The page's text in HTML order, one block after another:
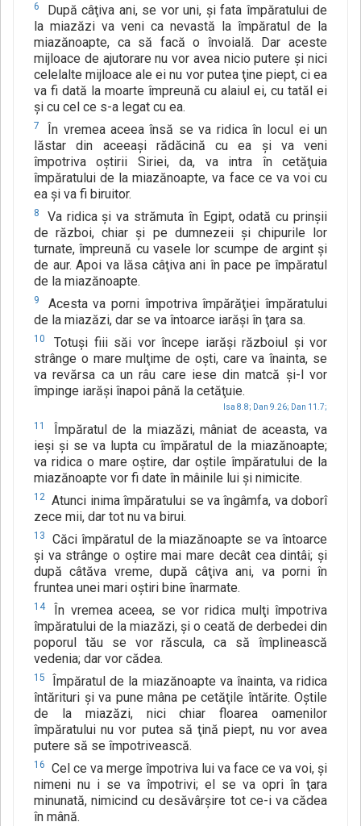
6
După câţiva ani, se vor uni, şi fata împăratului de
la miazăzi va veni ca nevastă la împăratul de la
miazănoapte, ca să facă o învoială. Dar aceste
mijloace de ajutorare nu vor avea nicio putere şi nici
celelalte mijloace ale ei nu vor putea ţine piept, ci ea
va fi dată la moarte împreună cu alaiul ei, cu tatăl ei
şi cu cel ce s-a legat cu ea.
7
În vremea aceea însă se va ridica în locul ei un
lăstar din aceeaşi rădăcină cu ea şi va veni
împotriva oştirii Siriei, da, va intra în cetăţuia
împăratului de la miazănoapte, va face ce va voi cu
ea şi va fi biruitor.
8
Va ridica şi va strămuta în Egipt, odată cu prinşii
de război, chiar şi pe dumnezeii şi chipurile lor
turnate, împreună cu vasele lor scumpe de argint şi
de aur. Apoi va lăsa câţiva ani în pace pe împăratul
de la miazănoapte.
9
Acesta va porni împotriva împărăţiei împăratului
de la miazăzi, dar se va întoarce iarăşi în ţara sa.
10
Totuşi fiii săi vor începe iarăşi războiul şi vor
strânge o mare mulţime de oşti, care va înainta, se
va revărsa ca un râu care iese din matcă şi-l vor
împinge iarăşi înapoi până la cetăţuie.
Isa 8.8; Dan 9.26; Dan 11.7;
11
Împăratul de la miazăzi, mâniat de aceasta, va
ieşi şi se va lupta cu împăratul de la miazănoapte;
va ridica o mare oştire, dar oştile împăratului de la
miazănoapte vor fi date în mâinile lui şi nimicite.
12 Atunci inima împăratului se va îngâmfa, va doborî
zece mii, dar tot nu va birui.
13
Căci împăratul de la miazănoapte se va întoarce
şi va strânge o oştire mai mare decât cea dintâi; şi
după câtăva vreme, după câţiva ani, va porni în
fruntea unei mari oştiri bine înarmate.
14
În vremea aceea, se vor ridica mulţi împotriva
împăratului de la miazăzi, şi o ceată de derbedei din
poporul tău se vor răscula, ca să împlinească
vedenia; dar vor cădea.
15
Împăratul de la miazănoapte va înainta, va ridica
întărituri şi va pune mâna pe cetăţile întărite. Oştile
de la miazăzi, nici chiar floarea oamenilor
împăratului nu vor putea să ţină piept, nu vor avea
putere să se împotrivească.
16
Cel ce va merge împotriva lui va face ce va voi, şi
nimeni nu i se va împotrivi; el se va opri în ţara
minunată, nimicind cu desăvârşire tot ce-i va cădea
în mână.